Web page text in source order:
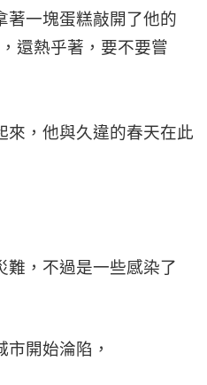
著一塊蛋糕敲開了他的
還熱乎著，要不要嘗
來，他與久違的春天在此
難，不過是一些感染了
開始淪陷，